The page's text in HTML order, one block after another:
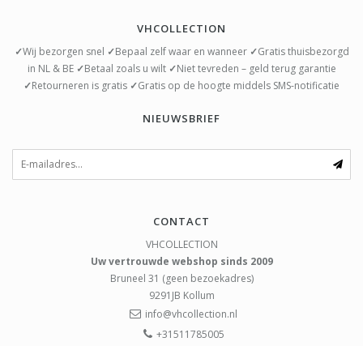
VHCOLLECTION
✓Wij bezorgen snel ✓Bepaal zelf waar en wanneer ✓Gratis thuisbezorgd
in NL & BE ✓Betaal zoals u wilt ✓Niet tevreden – geld terug garantie
✓Retourneren is gratis ✓Gratis op de hoogte middels SMS-notificatie
NIEUWSBRIEF
CONTACT
VHCOLLECTION
Uw vertrouwde webshop sinds 2009
Bruneel 31 (geen bezoekadres)
9291JB Kollum
info@vhcollection.nl
+31511785005